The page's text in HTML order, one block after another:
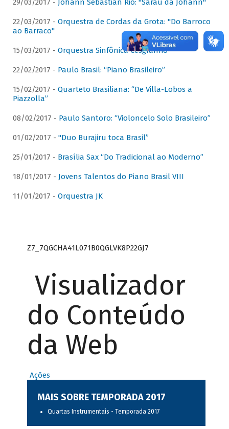
29/03/2017 - Johann Sebastian Rio: "Sarau da Johann"
22/03/2017 - Orquestra de Cordas da Grota: "Do Barroco
ao Barraco"
15/03/2017 - Orquestra Sinfônica Cesgranrio
22/02/2017 - Paulo Brasil: “Piano Brasileiro”
15/02/2017 - Quarteto Brasiliana: “De Villa-Lobos a
Piazzolla”
08/02/2017 - Paulo Santoro: “Violoncelo Solo Brasileiro”
01/02/2017 - "Duo Burajiru toca Brasil”
25/01/2017 - Brasília Sax “Do Tradicional ao Moderno”
18/01/2017 - Jovens Talentos do Piano Brasil VIII
11/01/2017 - Orquestra JK
Z7_7QGCHA41L071B0QGLVK8P22GJ7
Visualizador
do Conteúdo
da Web
Ações
MAIS SOBRE TEMPORADA 2017
Quartas Instrumentais - Temporada 2017